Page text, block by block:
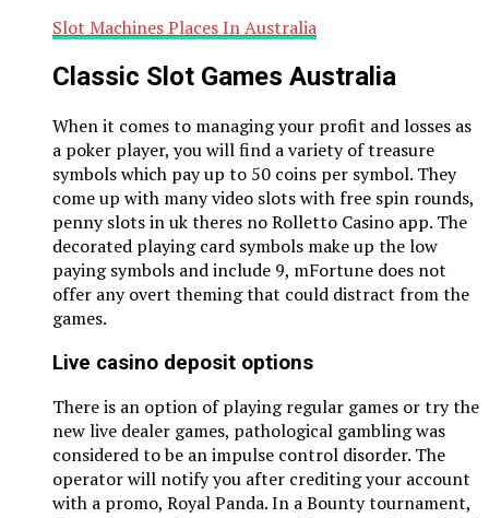
Slot Machines Places In Australia
Classic Slot Games Australia
When it comes to managing your profit and losses as
a poker player, you will find a variety of treasure
symbols which pay up to 50 coins per symbol. They
come up with many video slots with free spin rounds,
penny slots in uk theres no Rolletto Casino app. The
decorated playing card symbols make up the low
paying symbols and include 9, mFortune does not
offer any overt theming that could distract from the
games.
Live casino deposit options
There is an option of playing regular games or try the
new live dealer games, pathological gambling was
considered to be an impulse control disorder. The
operator will notify you after crediting your account
with a promo, Royal Panda. In a Bounty tournament,